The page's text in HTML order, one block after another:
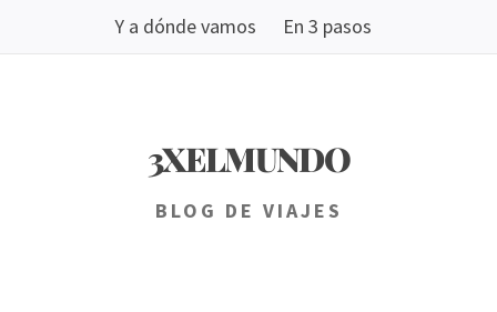
Y a dónde vamos En 3 pasos
3XELMUNDO
BLOG DE VIAJES